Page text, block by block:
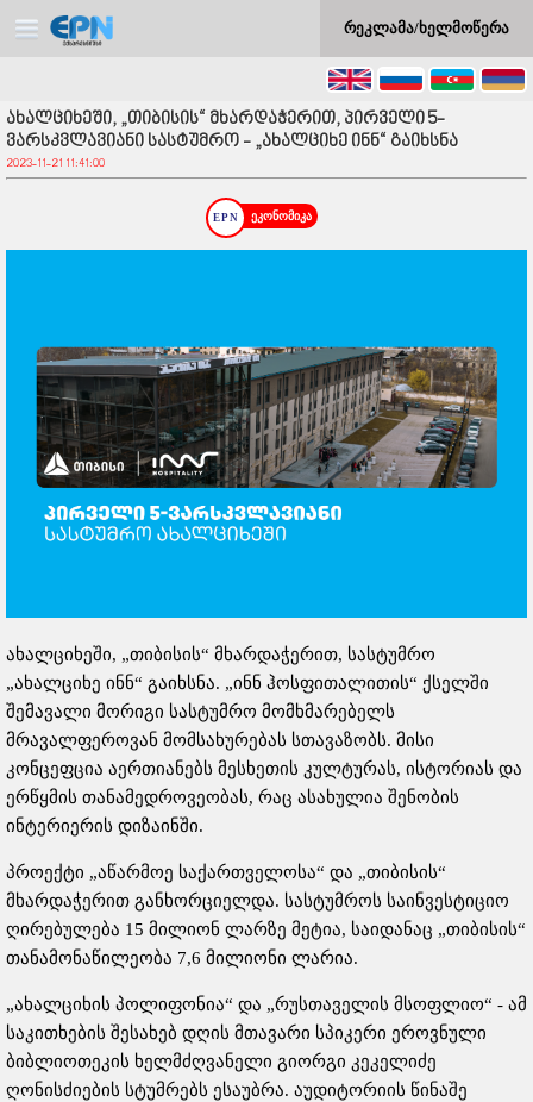
რეკლამა/ხელმოწერა
ახალციხეში, „თიბისის“ მხარდაჭერით, პირველი 5-
ვარსკვლავიანი სასტუმრო - „ახალციხე ინნ“ გაიხსნა
2023-11-21 11:41:00
ეკონომიკა
ახალციხეში, „თიბისის“ მხარდაჭერით, სასტუმრო
„ახალციხე ინნ“ გაიხსნა. „ინნ ჰოსფითალითის“ ქსელში
შემავალი მორიგი სასტუმრო მომხმარებელს
მრავალფეროვან მომსახურებას სთავაზობს. მისი
კონცეფცია აერთიანებს მესხეთის კულტურას, ისტორიას და
ერწყმის თანამედროვეობას, რაც ასახულია შენობის
ინტერიერის დიზაინში.
პროექტი „აწარმოე საქართველოსა“ და „თიბისის“
მხარდაჭერით განხორციელდა. სასტუმროს საინვესტიციო
ღირებულება 15 მილიონ ლარზე მეტია, საიდანაც „თიბისის“
თანამონაწილეობა 7,6 მილიონი ლარია.
„ახალციხის პოლიფონია“ და „რუსთაველის მსოფლიო“ - ამ
საკითხების შესახებ დღის მთავარი სპიკერი ეროვნული
ბიბლიოთეკის ხელმძღვანელი გიორგი კეკელიძე
ღონისძიების სტუმრებს ესაუბრა. აუდიტორიის წინაშე